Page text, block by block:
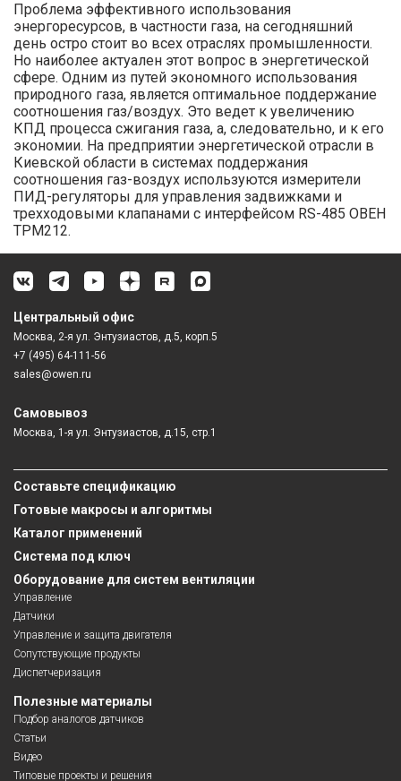
Проблема эффективного использования
энергоресурсов, в частности газа, на сегодняшний
день остро стоит во всех отраслях промышленности.
Но наиболее актуален этот вопрос в энергетической
сфере. Одним из путей экономного использования
природного газа, является оптимальное поддержание
соотношения газ/воздух. Это ведет к увеличению
КПД процесса сжигания газа, а, следовательно, и к его
экономии. На предприятии энергетической отрасли в
Киевской области в системах поддержания
соотношения газ-воздух используются измерители
ПИД-регуляторы для управления задвижками и
трехходовыми клапанами с интерфейсом RS-485 ОВЕН
ТРМ212.
Центральный офис
Москва, 2-я ул. Энтузиастов, д.5, корп.5
+7 (495) 64-111-56
sales@owen.ru
Самовывоз
Москва, 1-я ул. Энтузиастов, д.15, стр.1
Составьте спецификацию
Готовые макросы и алгоритмы
Каталог применений
Система под ключ
Оборудование для систем вентиляции
Управление
Датчики
Управление и защита двигателя
Сопутствующие продукты
Диспетчеризация
Полезные материалы
Подбор аналогов датчиков
Статьи
Видео
Типовые проекты и решения